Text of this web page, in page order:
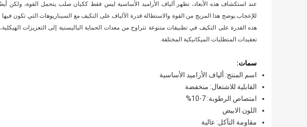
عند استكشاف هذه الأبعاد، تظهر ألياف الأراميد الأساسية ليس فقط ككيان صلب يتحمل القوة، ولكن
للإعجاب.يوضح هذا المزيج من القوة والاستطالة قدرة الألياف على التكيف مع السيناريوهات التي تكون فيها
هذه القدرة على التكيف في تطبيقات متنوعة تتراوح من معدات الحماية الباليستية إلى التعزيزات
تعقيدات المتطلبات الميكانيكية المختلفة.
سمات:
اسم المنتج: ألياف الأراميد الأساسية
القابلية للاشتعال: منخفضة
امتصاص الرطوبة: 7-10%
اللون الابيض
مقاومة التآكل: عالية